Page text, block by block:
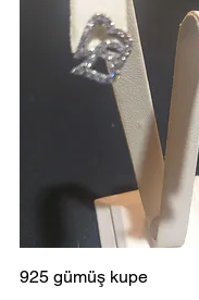
925 gümüş kupe